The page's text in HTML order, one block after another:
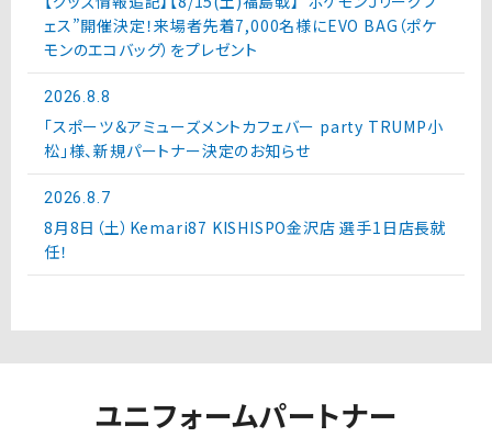
ェス”開催決定！来場者先着7,000名様にEVO BAG（ポケ
モンのエコバッグ）をプレゼント
2026.8.8
「スポーツ＆アミューズメントカフェバー party TRUMP小
松」様、新規パートナー決定のお知らせ
2026.8.7
8月8日（土）Kemari87 KISHISPO金沢店 選手1日店長就
任！
ユニフォームパートナー